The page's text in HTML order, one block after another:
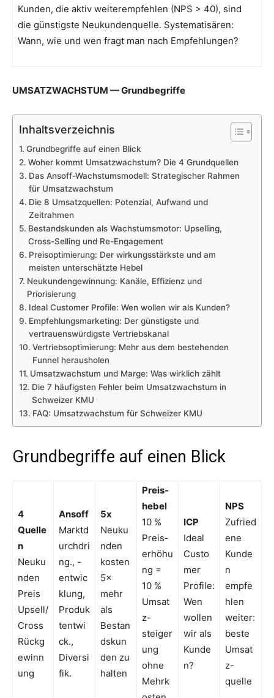
Kunden, die aktiv weiterempfehlen (NPS > 40), sind
die günstigste Neukundenquelle. Systematisären:
Wann, wie und wen fragt man nach Empfehlungen?
UMSATZWACHSTUM — Grundbegriffe
Inhaltsverzeichnis
Grundbegriffe auf einen Blick
Woher kommt Umsatzwachstum? Die 4 Grundquellen
Das Ansoff-Wachstumsmodell: Strategischer Rahmen
für Umsatzwachstum
Die 8 Umsatzquellen: Potenzial, Aufwand und
Zeitrahmen
Bestandskunden als Wachstumsmotor: Upselling,
Cross-Selling und Re-Engagement
Preisoptimierung: Der wirkungsstärkste und am
meisten unterschätzte Hebel
Neukundengewinnung: Kanäle, Effizienz und
Priorisierung
Ideal Customer Profile: Wen wollen wir als Kunden?
Empfehlungsmarketing: Der günstigste und
vertrauenswürdigste Vertriebskanal
Vertriebsoptimierung: Mehr aus dem bestehenden
Funnel herausholen
Umsatzwachstum und Marge: Was wirklich zählt
Die 7 häufigsten Fehler beim Umsatzwachstum in
Schweizer KMU
FAQ: Umsatzwachstum für Schweizer KMU
Grundbegriffe auf einen Blick
4
Quelle
n
Neuku
nden
Preis
Upsell/
Cross
Rückg
ewinn
ung
Ansoff
Marktd
urchdri
ng., -
entwic
klung,
Produk
tentwi
ck.,
Diversi
fik.
5x
Neuku
nden
kosten
5×
mehr
als
Bestan
dskun
den zu
halten
Preis-
hebel
10 %
Preis­
erhöhu
ng =
10 %
Umsat
z-
steiger
ung
ohne
Mehrk
ICP
Ideal
Custo
mer
Profile:
Wen
wollen
wir als
Kunde
n?
NPS
Zufried
ene
Kunde
n
empfe
hlen
weiter:
beste
Umsat
z-
quelle